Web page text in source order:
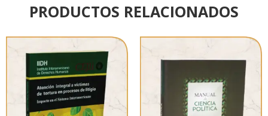
PRODUCTOS RELACIONADOS